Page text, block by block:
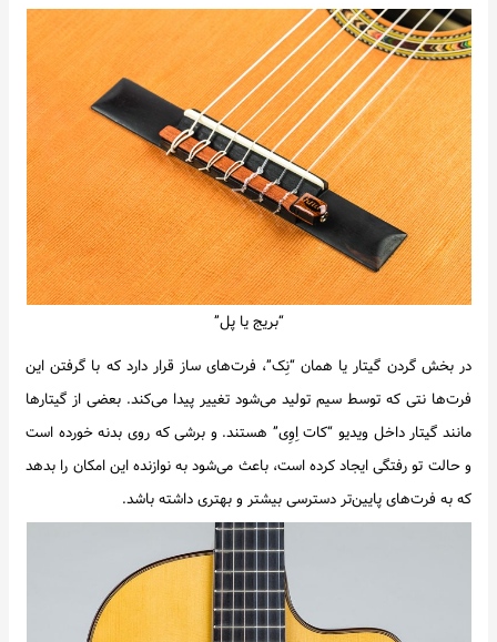
“بریج یا پل”
در بخش گردن گیتار یا همان “نِک”، فرت‌های ساز قرار دارد که با گرفتن این
فرت‌ها نتی که توسط سیم تولید می‌شود تغییر پیدا می‌کند. بعضی از گیتارها
مانند گیتار داخل ویدیو “کات اِوِی” هستند. و برشی که روی بدنه خورده است
و حالت تو رفتگی ایجاد کرده است، باعث می‌شود به نوازنده این امکان را بدهد
که به فرت‌های پایین‌تر دسترسی بیشتر و بهتری داشته باشد.